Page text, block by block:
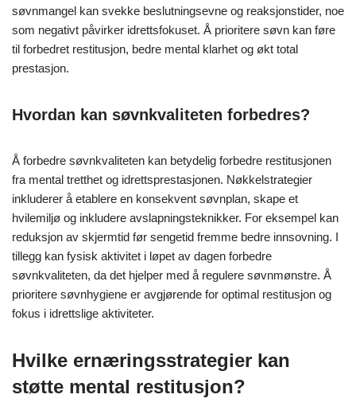
søvnmangel kan svekke beslutningsevne og reaksjonstider, noe
som negativt påvirker idrettsfokuset. Å prioritere søvn kan føre
til forbedret restitusjon, bedre mental klarhet og økt total
prestasjon.
Hvordan kan søvnkvaliteten forbedres?
Å forbedre søvnkvaliteten kan betydelig forbedre restitusjonen
fra mental tretthet og idrettsprestasjonen. Nøkkelstrategier
inkluderer å etablere en konsekvent søvnplan, skape et
hvilemiljø og inkludere avslapningsteknikker. For eksempel kan
reduksjon av skjermtid før sengetid fremme bedre innsovning. I
tillegg kan fysisk aktivitet i løpet av dagen forbedre
søvnkvaliteten, da det hjelper med å regulere søvnmønstre. Å
prioritere søvnhygiene er avgjørende for optimal restitusjon og
fokus i idrettslige aktiviteter.
Hvilke ernæringsstrategier kan
støtte mental restitusjon?